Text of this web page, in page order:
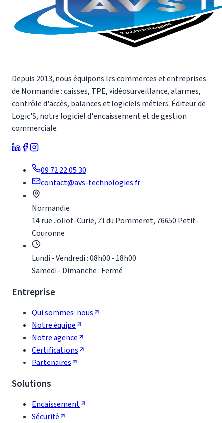
Depuis 2013, nous équipons les commerces et entreprises
de Normandie : caisses, TPE, vidéosurveillance, alarmes,
contrôle d'accès, balances et logiciels métiers. Éditeur de
Logic'S, notre logiciel d'encaissement et de gestion
commerciale.
09 72 22 05 30
contact@avs-technologies.fr
Normandie
14 rue Joliot-Curie, ZI du Pommeret, 76650 Petit-
Couronne
Lundi - Vendredi : 08h00 - 18h00
Samedi - Dimanche : Fermé
Entreprise
Qui sommes-nous
Notre équipe
Notre agence
Certifications
Partenaires
Solutions
Encaissement
Sécurité